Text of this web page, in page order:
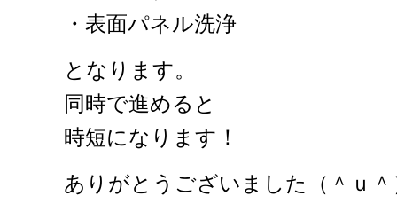
・表面パネル洗浄
となります。
同時で進めると
時短になります！
ありがとうございました（＾ｕ＾